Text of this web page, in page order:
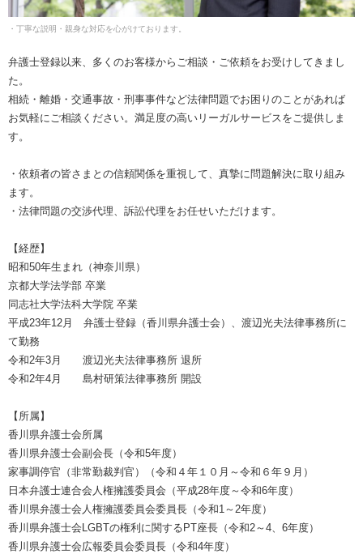
・丁寧な説明・親身な対応を心がけております。
弁護士登録以来、多くのお客様からご相談・ご依頼をお受けしてきまし
た。
相続・離婚・交通事故・刑事事件など法律問題でお困りのことがあれば
お気軽にご相談ください。満足度の高いリーガルサービスをご提供しま
す。
・依頼者の皆さまとの信頼関係を重視して、真摯に問題解決に取り組み
ます。
・法律問題の交渉代理、訴訟代理をお任せいただけます。
【経歴】
昭和50年生まれ（神奈川県）
京都大学法学部 卒業
同志社大学法科大学院 卒業
平成23年12月 弁護士登録（香川県弁護士会）、渡辺光夫法律事務所に
て勤務
令和2年3月 渡辺光夫法律事務所 退所
令和2年4月 島村研策法律事務所 開設
【所属】
香川県弁護士会所属
香川県弁護士会副会長（令和5年度）
家事調停官（非常勤裁判官）（令和４年１０月～令和６年９月）
日本弁護士連合会人権擁護委員会（平成28年度～令和6年度）
香川県弁護士会人権擁護委員会委員長（令和1～2年度）
香川県弁護士会LGBTの権利に関するPT座長（令和2～4、6年度）
香川県弁護士会広報委員会委員長（令和4年度）